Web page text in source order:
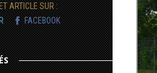
ARTICLE SUR :
FACEBOOK